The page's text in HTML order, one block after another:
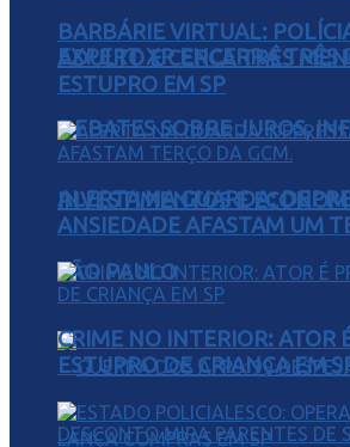
EXPERT XP ENCERRA TRÊS
DEBATES SOBRE JUROS,
INVESTIMENTOS E
SÃO PAULO
BARBÁRIE VIRTUAL:
ADULTO E CERCA TRÊS
ESTUPRO EM SP
ALERTA NA GUARDA:
ANSIEDADE AFASTAM UM
CRIME NO INTERIOR: ATOR
ESTUPRO DE CRIANÇA EM